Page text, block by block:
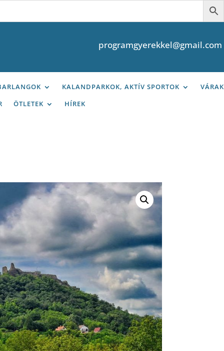
programgyerekkel@gmail.com
KALANDPARKOK, AKTÍV SPORTOK
VÁRAK
ÖTLETEK HÍREK